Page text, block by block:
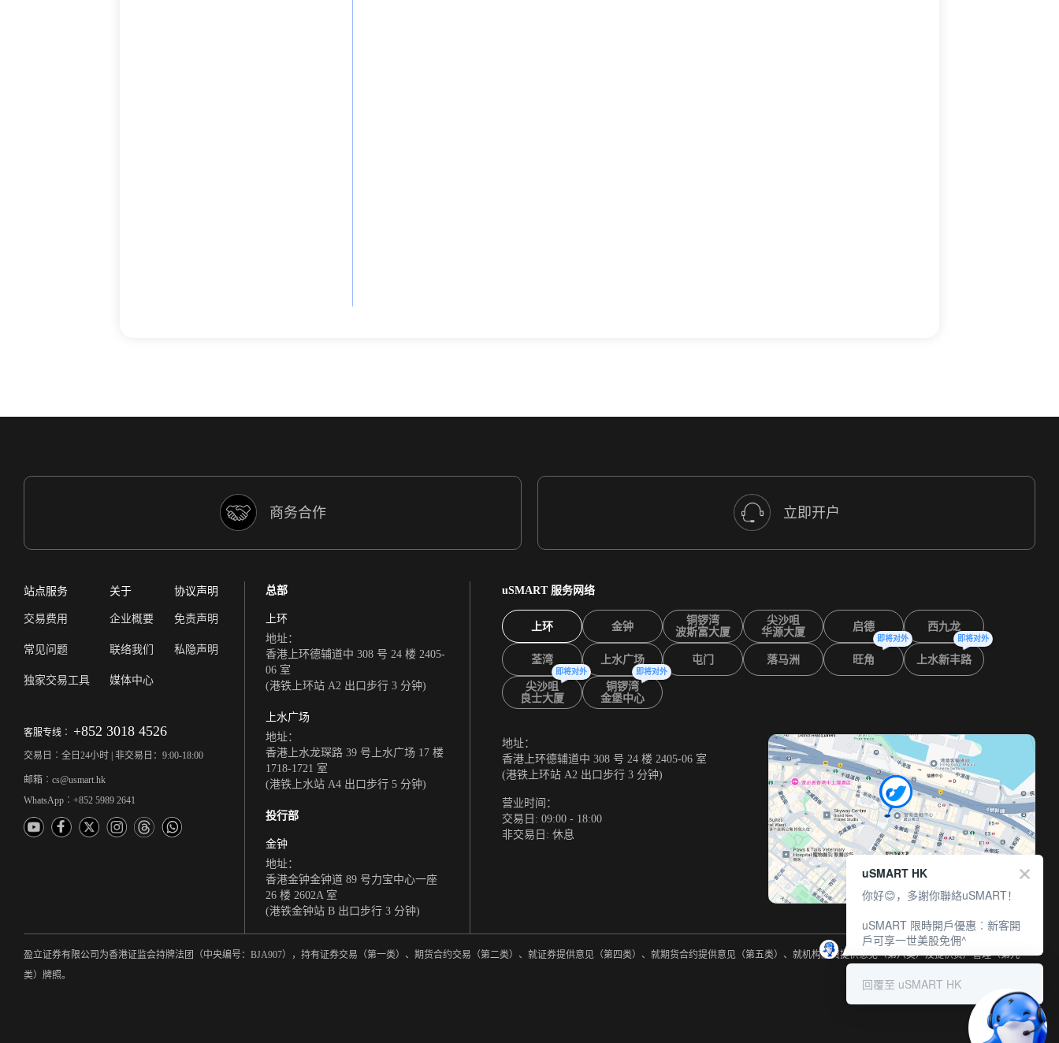
商务合作 立即开户
站点服务
交易费用
常见问题
独家交易工具
关于
企业概要
联络我们
媒体中心
协议声明
免责声明
私隐声明
客服专线︰ +852 3018 4526
交易日︰全日24小时 | 非交易日：9:00-18:00
邮箱︰cs@usmart.hk
WhatsApp︰+852 5989 2641
总部
上环
地址：
香港上环德辅道中 308 号 24 楼 2405-
06 室
(港铁上环站 A2 出口步行 3 分钟)
上水广场
地址：
香港上水龙琛路 39 号上水广场 17 楼
1718-1721 室
(港铁上水站 A4 出口步行 5 分钟)
投行部
金钟
地址：
香港金钟金钟道 89 号力宝中心一座
26 楼 2602A 室
(港铁金钟站 B 出口步行 3 分钟)
uSMART 服务网络
上环 金钟
铜锣湾
波斯富大厦
尖沙咀
华源大厦
启德 西九龙
荃湾 上水广场 屯门 落马洲 旺角
即将对外
上水新丰路
即将对外
尖沙咀
良士大厦
即将对外
铜锣湾
金堡中心
即将对外
地址：
香港上环德辅道中 308 号 24 楼 2405-06 室
(港铁上环站 A2 出口步行 3 分钟)
营业时间：
交易日: 09:00 - 18:00
非交易日: 休息
盈立证券有限公司为香港证监会持牌法团（中央编号：BJA907），持有证券交易（第一类）、期货合约交易（第二类）、就证券提供意见（第四类）、就期货合约提供意见（第五类）、就机构融资提供意见（第六类）及提供资产管理（第九
类）牌照。
uSMART HK
你好😊，多謝你聯絡uSMART！
uSMART 限時開戶優惠︰新客開
戶可享一世美股免佣^
回覆至 uSMART HK